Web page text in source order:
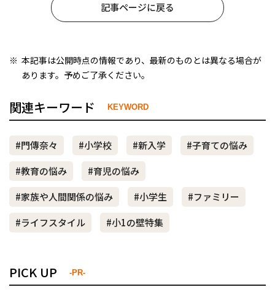
記事ページに戻る
本記事は公開時点の情報であり、最新のものとは異なる場合が
あります。予めご了承ください。
関連キーワード KEYWORD
#門傳奈々 #小学校 #新入学
#子育ての悩み
#教育の悩み
#育児の悩み
#家族や人間関係の悩み
#小学生
#ファミリー
#ライフスタイル
#小1の壁特集
PICK UP -PR-